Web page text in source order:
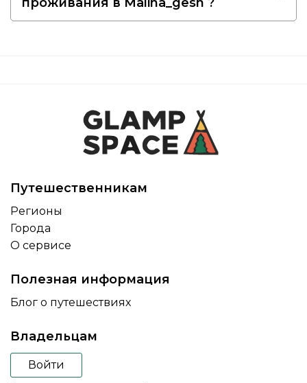
Путешественникам
Регионы
Города
О сервисе
Полезная информация
Блог о путешествиях
Владельцам
Войти